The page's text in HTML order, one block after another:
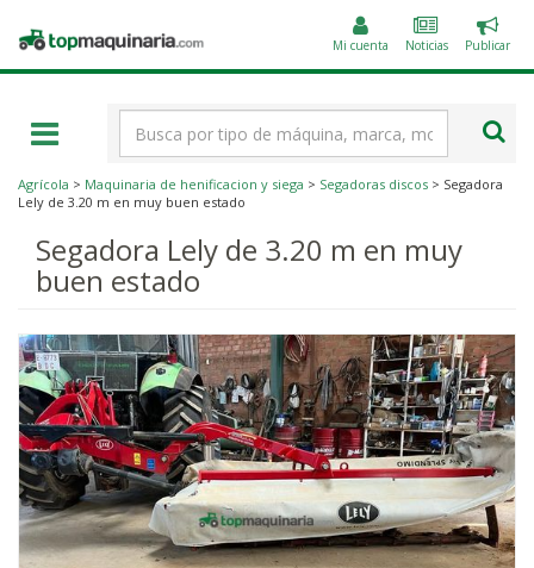
Topmaquinaria.com Mi cuenta Noticias
un
Publicar
Agrícola > Maquinaria de henificacion y siega > Segadoras discos > Segadora
Lely de 3.20 m en muy buen estado
Segadora Lely de 3.20 m en muy
buen estado